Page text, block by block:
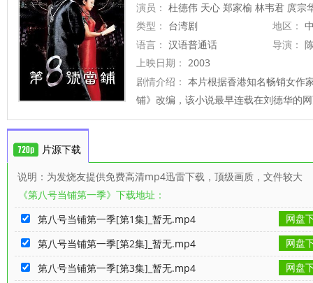
演员： 杜德伟 天心 郑家榆 林韦君 庹宗
类型： 台湾剧 地区：
语言： 汉语普通话 导演：
上映日期： 2003
剧情介绍： 本片根据香港知名畅销女作
铺》改编，该小说最早连载在刘德华的
片源下载
说明：为发烧友提供免费高清mp4迅雷下载，顶级画质，文件较大
《第八号当铺第一季》下载地址：
第八号当铺第一季[第1集]_暂无.mp4
网盘
第八号当铺第一季[第2集]_暂无.mp4
网盘
第八号当铺第一季[第3集]_暂无.mp4
网盘